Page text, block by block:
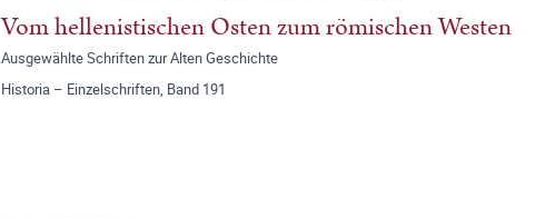
Vom hellenistischen Osten zum römischen Westen
Ausgewählte Schriften zur Alten Geschichte
Historia – Einzelschriften, Band 191